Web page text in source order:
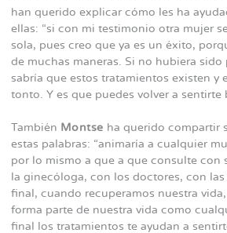
han querido explicar cómo les ha
ellas: “si con mi testimonio otra mujer
sola, pues creo que ya es un éxito,
de muchas maneras. Si no hubiera
sabría que estos tratamientos existen y
tonto. Y es que puedes volver a sentirte
También Montse ha querido compartir
estas palabras: “animaría a cualquier
por lo mismo a que a que consulte con
la ginecóloga, con los doctores, con
final, cuando recuperamos nuestra
forma parte de nuestra vida como
final los tratamientos te ayudan a